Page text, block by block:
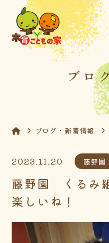
ブロ
ブログ・新着情報
2023.11.20 藤野園
藤野園 くるみ
楽しいね！